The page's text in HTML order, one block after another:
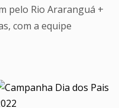
pelo Rio Araranguá +
com a equipe